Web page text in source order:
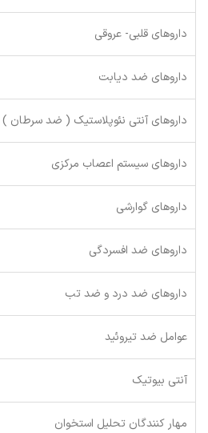
داروهای قلبی- عروقی
داروهای ضد دیابت
داروهای آنتی نئوپلاستیک ( ضد سرطان )
داروهای سیستم اعصاب مرکزی
داروهای گوارشی
داروهای ضد افسردگی
داروهای ضد درد و ضد تب
عوامل ضد تیروئید
آنتی بیوتیک
مهار کنندگان تحلیل استخوان